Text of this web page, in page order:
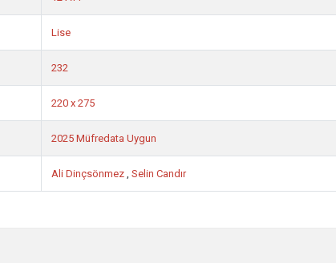
Lise
232
220 x 275
2025 Müfredata Uygun
Ali Dinçsönmez ,Selin Candır